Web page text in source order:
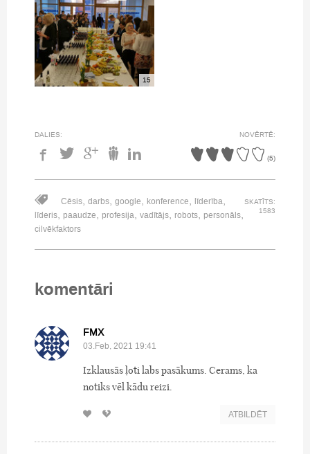
15
DALIES: NOVĒRTĒ:
(5)
Cēsis, darbs, google, konference, līderība,
līderis, paaudze, profesija, vadītājs, robots, personāls,
cilvēkfaktors
SKATĪTS:
1583
komentāri
FMX
03.Feb, 2021 19:41
Izklausās ļoti labs pasākums. Cerams, ka
notiks vēl kādu reizi.
ATBILDĒT